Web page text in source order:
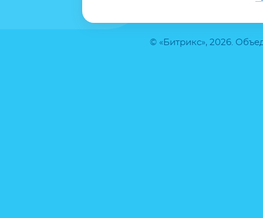
© «Битрикс», 2026.